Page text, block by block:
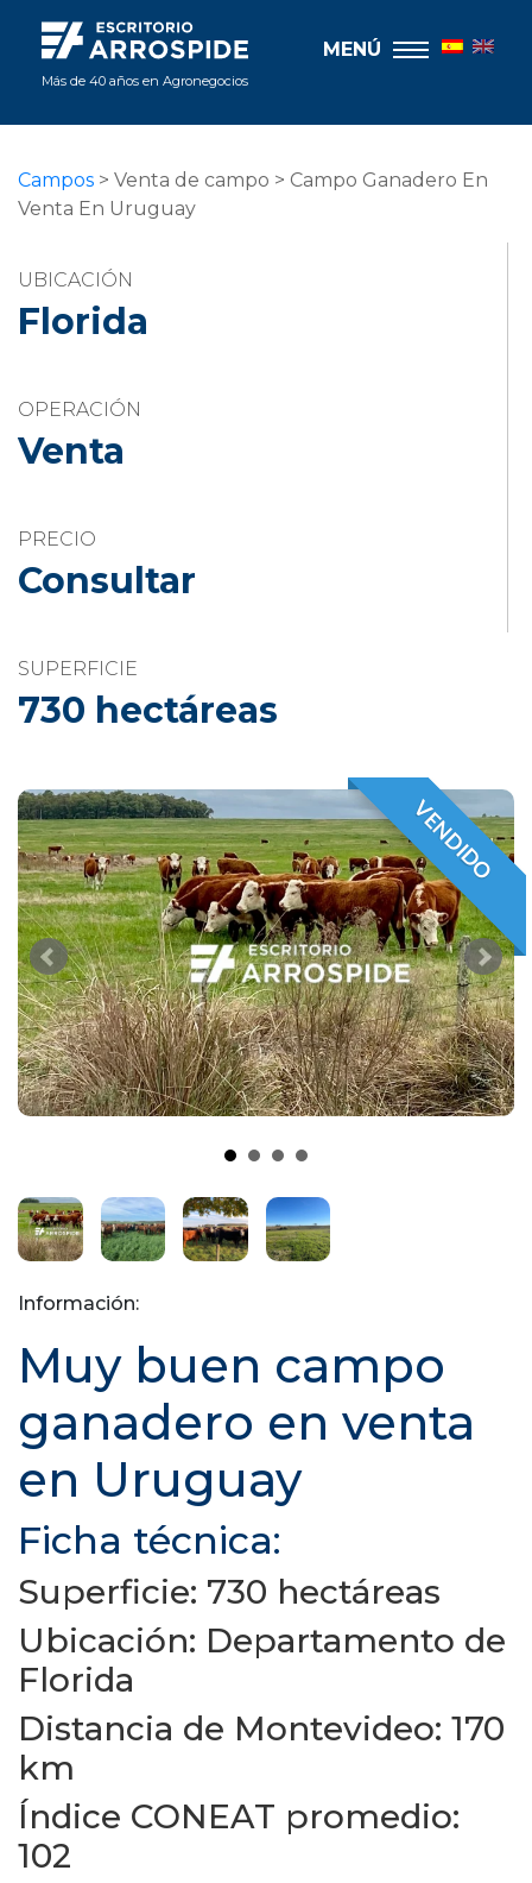
Más de 40 años en Agronegocios
MENÚ
Campos > Venta de campo > Campo Ganadero En
Venta En Uruguay
UBICACIÓN
Florida
OPERACIÓN
Venta
PRECIO
Consultar
SUPERFICIE
730 hectáreas
VENDIDO
VENDIDO
Información:
Muy buen campo
ganadero en venta
en Uruguay
Ficha técnica:
Superficie: 730 hectáreas
Ubicación: Departamento de
Florida
Distancia de Montevideo: 170
km
Índice CONEAT promedio:
102